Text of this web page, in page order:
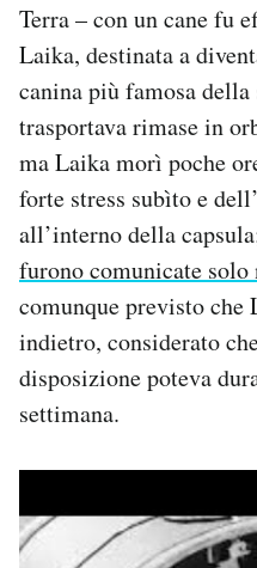
Terra – con un cane fu
Laika, destinata a
canina più famosa
trasportava rimase in
ma Laika morì poche
forte stress subìto e
all’interno della
furono comunicate solo
comunque previsto che
indietro, considerato
disposizione poteva
settimana.